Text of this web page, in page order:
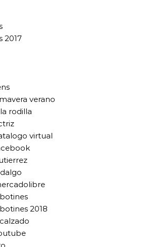
2017
verano
rodilla
virtual
2018